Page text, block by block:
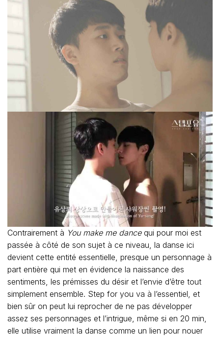
Contrairement à You make me dancequi pour moi est
passée à côté de son sujet à ce niveau, la danse ici
devient cette entité essentielle, presque un personnage à
part entière qui met en évidence la naissance des
sentiments, les prémisses du désir et l’envie d’être tout
simplement ensemble. Step for you va à l’essentiel, et
bien sûr on peut lui reprocher de ne pas développer
assez ses personnages et l’intrigue, même si en 20 min,
elle utilise vraiment la danse comme un lien pour nouer